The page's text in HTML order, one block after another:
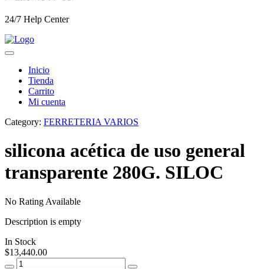
24/7 Help Center
Inicio
Tienda
Carrito
Mi cuenta
Category: FERRETERIA VARIOS
silicona acética de uso general
transparente 280G. SILOC
No Rating Available
Description is empty
In Stock
$13,440.00